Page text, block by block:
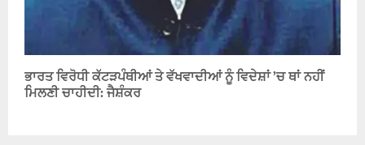
ਭਾਰਤ ਵਿਰੋਧੀ ਕੱਟੜਪੰਥੀਆਂ ਤੇ ਵੱਖਵਾਦੀਆਂ ਨੂੰ ਵਿਦੇਸ਼ਾਂ ’ਚ ਥਾਂ ਨਹੀਂ
ਮਿਲਣੀ ਚਾਹੀਦੀ: ਜੈਸ਼ੰਕਰ